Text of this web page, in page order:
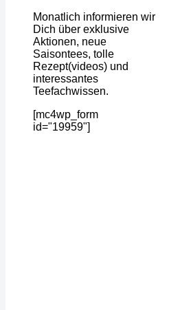
Monatlich informieren wir
Dich über exklusive
Aktionen, neue
Saisontees, tolle
Rezept(videos) und
interessantes
Teefachwissen.
[mc4wp_form
id="19959"]